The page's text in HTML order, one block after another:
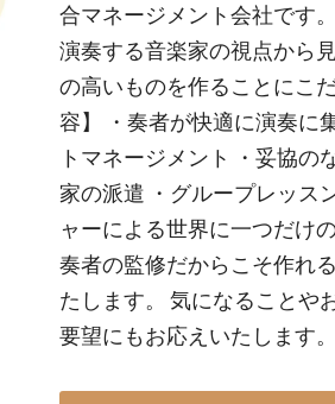
合マネージメント会社です
演奏する音楽家の視点から
の高いものを作ることにこ
容】 ・奏者が快適に演奏に
トマネージメント ・妥協
家の派遣 ・グループレッス
ャーによる世界に一つだけ
奏者の監修だからこそ作れ
たします。 気になることや
要望にもお応えいたします